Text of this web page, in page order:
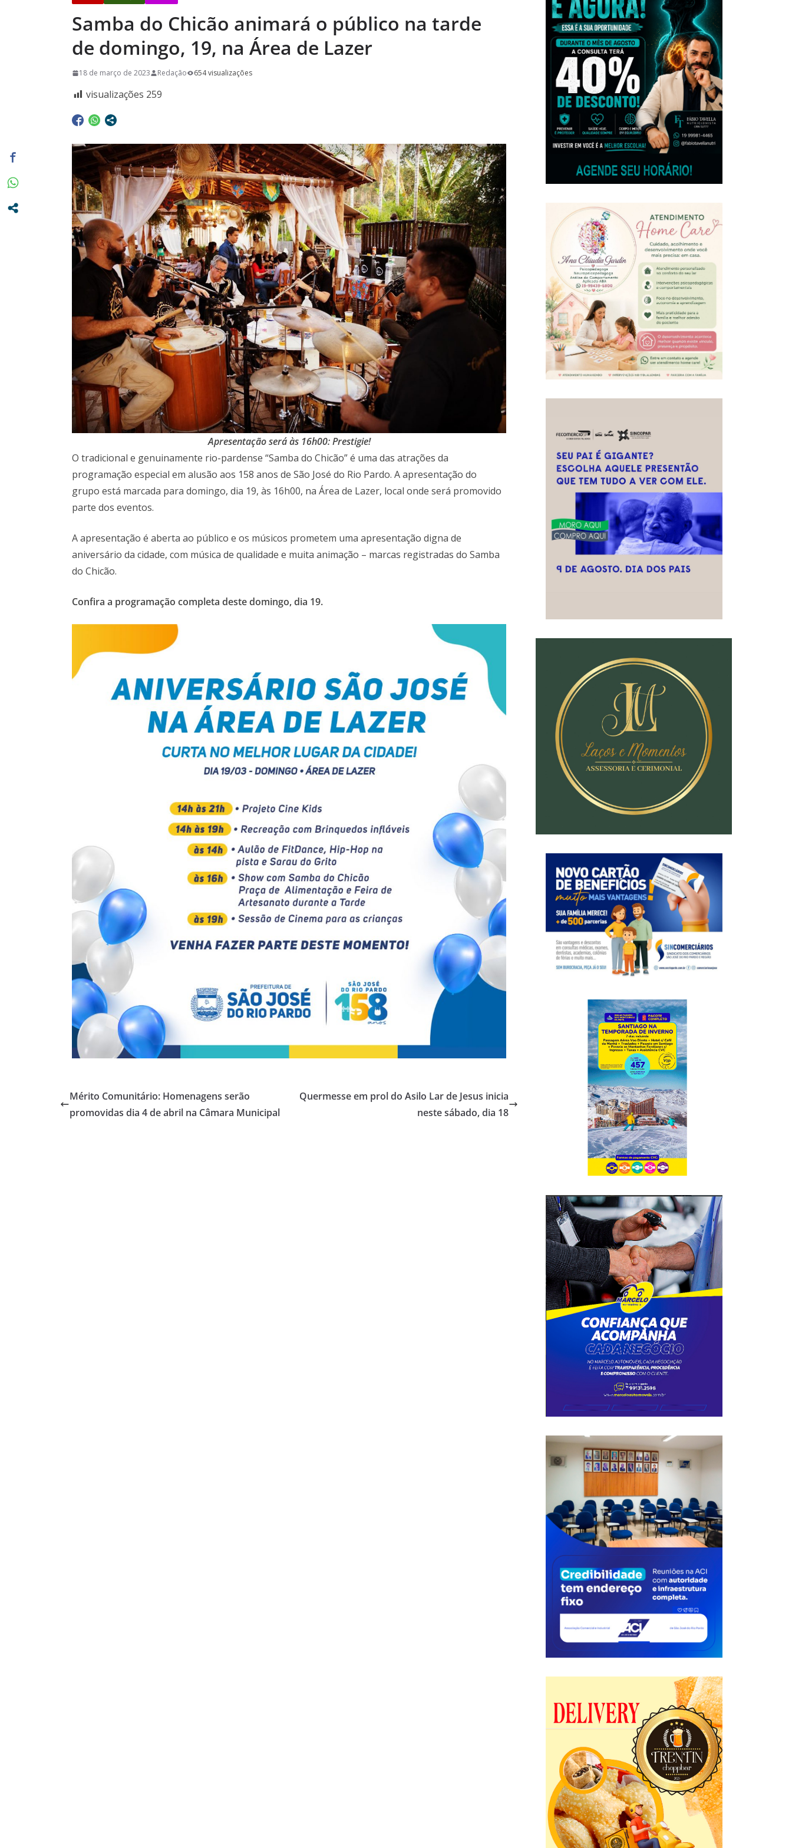
Sincomerciários (S.J.Rio
Pardo e Região) completa
34 anos de trabalho e
conquistas aos Comerciários
Samba do Chicão animará o público na tarde
de domingo, 19, na Área de Lazer
18 de março de 2023 Redação 654 visualizações
visualizações 259
Apresentação será às 16h00: Prestigie!
O tradicional e genuinamente rio-pardense “Samba do Chicão” é uma das atrações da
programação especial em alusão aos 158 anos de São José do Rio Pardo. A apresentação do
grupo está marcada para domingo, dia 19, às 16h00, na Área de Lazer, local onde será promovido
parte dos eventos.
A apresentação é aberta ao público e os músicos prometem uma apresentação digna de
aniversário da cidade, com música de qualidade e muita animação – marcas registradas do Samba
do Chicão.
Confira a programação completa deste domingo, dia 19.
Mérito Comunitário: Homenagens serão
promovidas dia 4 de abril na Câmara Municipal
Quermesse em prol do Asilo Lar de Jesus inicia
neste sábado, dia 18